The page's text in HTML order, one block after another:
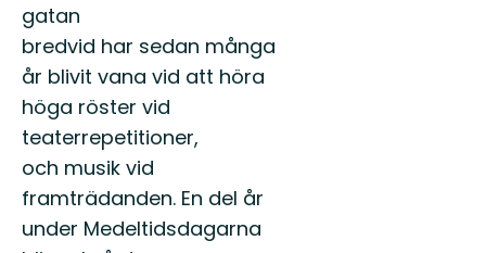
gatan
bredvid har sedan många
år blivit vana vid att höra
höga röster vid
teaterrepetitioner,
och musik vid
framträdanden. En del år
under Medeltidsdagarna